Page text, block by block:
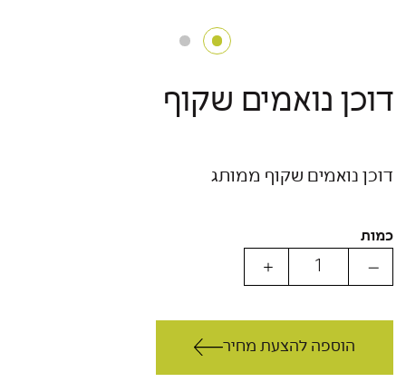
דוכן נואמים שקוף
דוכן נואמים שקוף ממותג
כמות
הוספה להצעת מחיר